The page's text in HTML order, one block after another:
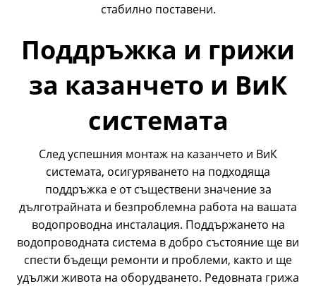
стабилно поставени.
Поддръжка и грижи
за казанчето и ВиК
системата
След успешния монтаж на казанчето и ВиК
системата, осигуряването на подходяща
поддръжка е от съществени значение за
дълготрайната и безпроблемна работа на вашата
водопроводна инсталация. Поддържането на
водопроводната система в добро състояние ще ви
спести бъдещи ремонти и проблеми, както и ще
удължи живота на оборудването. Редовната грижа